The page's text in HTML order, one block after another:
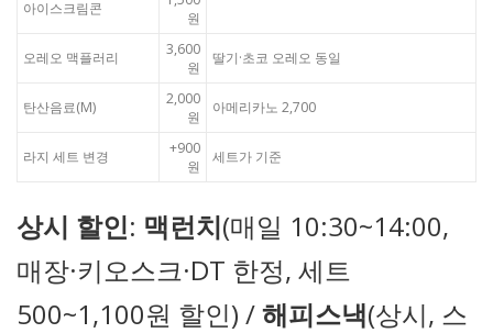
아이스크림콘
원
오레오 맥플러리
3,600
원
딸기·초코 오레오 동일
탄산음료(M)
2,000
원
아메리카노 2,700
라지 세트 변경
+900
원
세트가 기준
상시 할인: 맥런치(매일 10:30~14:00,
매장·키오스크·DT 한정, 세트
500~1,100원 할인) /해피스낵(상시, 스